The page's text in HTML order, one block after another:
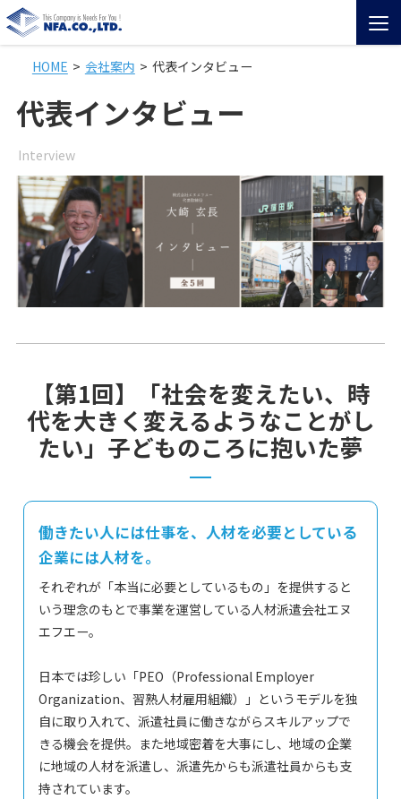
HOME
サービス紹介
NFAの特徴
会社案内
採用情報
お問い合わせ
人財をお求めの企業様もお仕事をお探しの個人の方も
こちらからお問い合わせください
お電話でのお問い合わせ 03-3735-0903
HOME 会社案内 代表インタビュー
代表インタビュー
Interview
【第1回】「社会を変えたい、時
代を大きく変えるようなことがし
たい」子どものころに抱いた夢
働きたい人には仕事を、人材を必要としている
企業には人材を。
それぞれが「本当に必要としているもの」を提供すると
いう理念のもとで事業を運営している人材派遣会社エヌ
エフエー。
日本では珍しい「PEO（Professional Employer
Organization、習熟人材雇用組織）」というモデルを独
自に取り入れて、派遣社員に働きながらスキルアップで
きる機会を提供。また地域密着を大事にし、地域の企業
に地域の人材を派遣し、派遣先からも派遣社員からも支
持されています。